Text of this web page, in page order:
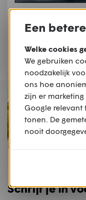
Schrijf je in
Een
Welke cookies
We gebruiken
noodzakelijk
ons hoe
zijn er
Google
tonen. De
nooit